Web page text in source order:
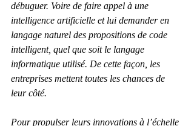
débuguer. Voire de faire appel à une
intelligence artificielle et lui demander en
langage naturel des propositions de code
intelligent, quel que soit le langage
informatique utilisé. De cette façon, les
entreprises mettent toutes les chances de
leur côté.
Pour propulser leurs innovations à l’échelle